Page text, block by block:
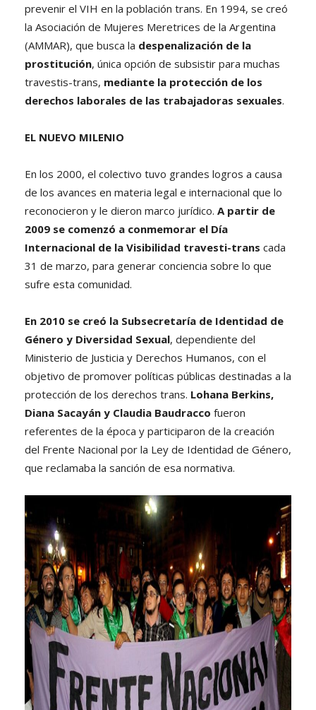
prevenir el VIH en la población trans. En 1994, se creó
la Asociación de Mujeres Meretrices de la Argentina
(AMMAR), que busca la despenalización de la
prostitución, única opción de subsistir para muchas
travestis-trans, mediante la protección de los
derechos laborales de las trabajadoras sexuales.
EL NUEVO MILENIO
En los 2000, el colectivo tuvo grandes logros a causa
de los avances en materia legal e internacional que lo
reconocieron y le dieron marco jurídico. A partir de
2009 se comenzó a conmemorar el Día
Internacional de la Visibilidad travesti-trans cada
31 de marzo, para generar conciencia sobre lo que
sufre esta comunidad.
En 2010 se creó la Subsecretaría de Identidad de
Género y Diversidad Sexual, dependiente del
Ministerio de Justicia y Derechos Humanos, con el
objetivo de promover políticas públicas destinadas a la
protección de los derechos trans. Lohana Berkins,
Diana Sacayán y Claudia Baudracco fueron
referentes de la época y participaron de la creación
del Frente Nacional por la Ley de Identidad de Género,
que reclamaba la sanción de esa normativa.